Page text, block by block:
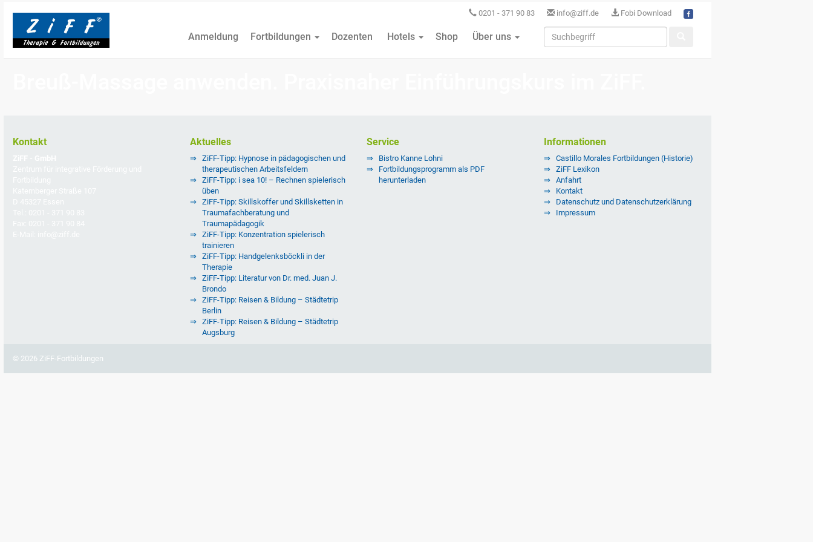
0201 - 371 90 83 info@ziff.de Fobi Download
Anmeldung Fortbildungen Dozenten Hotels Shop Über uns
Kontakt Aktuelles
ZiFF-Tipp: Hypnose in pädagogischen und
therapeutischen Arbeitsfeldern
ZiFF-Tipp: i sea 10! – Rechnen spielerisch
üben
ZiFF-Tipp: Skillskoffer und Skillsketten in
Traumafachberatung und
Traumapädagogik
ZiFF-Tipp: Konzentration spielerisch
trainieren
ZiFF-Tipp: Handgelenksböckli in der
Therapie
ZiFF-Tipp: Literatur von Dr. med. Juan J.
Brondo
ZiFF-Tipp: Reisen & Bildung – Städtetrip
Berlin
ZiFF-Tipp: Reisen & Bildung – Städtetrip
Augsburg
Service
Bistro Kanne Lohni
Fortbildungsprogramm als PDF
herunterladen
Informationen
Castillo Morales Fortbildungen (Historie)
ZiFF Lexikon
Anfahrt
Kontakt
Datenschutz und Datenschutzerklärung
Impressum
© 2026 ZiFF-Fortbildungen